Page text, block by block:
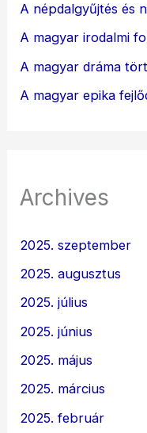
A népdalgyűjtés és
A magyar irodalmi
A magyar dráma
A magyar epika
Archives
2025. szeptember
2025. augusztus
2025. július
2025. június
2025. május
2025. március
2025. február